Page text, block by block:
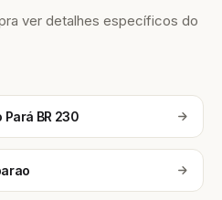
ver detalhes específicos do
Pará BR 230